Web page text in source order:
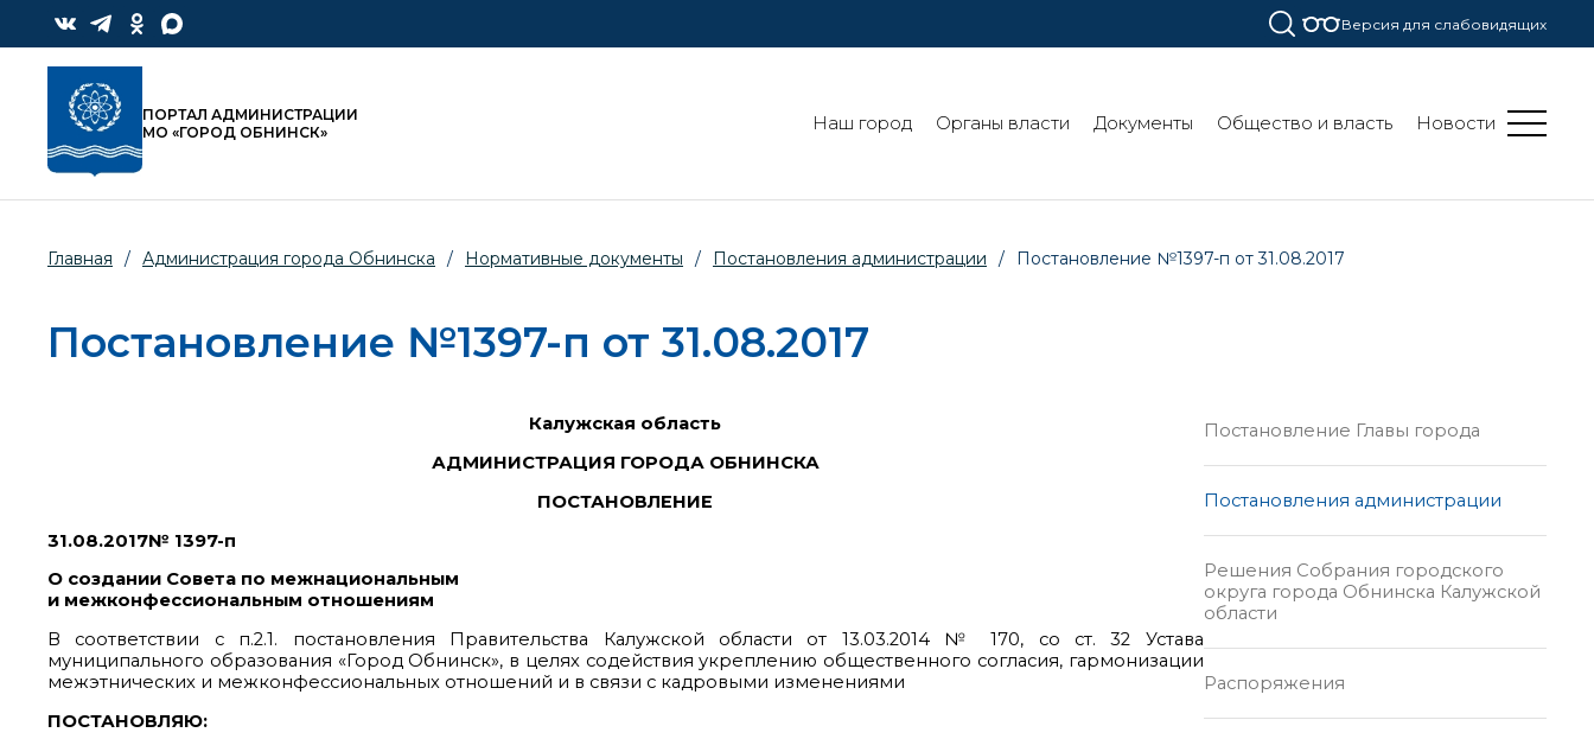
Версия для слабовидящих
ПОРТАЛ АДМИНИСТРАЦИИ
МО «ГОРОД ОБНИНСК»
Наш город Органы власти Документы Общество и власть Новости
Главная / Администрация города Обнинска / Нормативные документы / Постановления администрации / Постановление №1397-п от 31.08.2017
Постановление №1397-п от 31.08.2017
Калужская область
АДМИНИСТРАЦИЯ ГОРОДА ОБНИНСКА
ПОСТАНОВЛЕНИЕ
31.08.2017№ 1397-п
О создании Совета по межнациональным
и межконфессиональным отношениям
В соответствии с п.2.1. постановления Правительства Калужской области от 13.03.2014 № 170, со ст. 32 Устава
муниципального образования «Город Обнинск», в целях содействия укреплению общественного согласия, гармонизации
межэтнических и межконфессиональных отношений и в связи с кадровыми изменениями
ПОСТАНОВЛЯЮ:
Постановление Главы города
Постановления администрации
Решения Собрания городского
округа города Обнинска Калужской
области
Распоряжения